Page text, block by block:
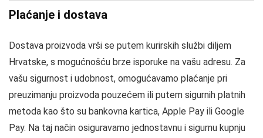
Plaćanje i dostava
Dostava proizvoda vrši se putem kurirskih službi diljem
Hrvatske, s mogućnošću brze isporuke na vašu adresu. Za
vašu sigurnost i udobnost, omogućavamo plaćanje pri
preuzimanju proizvoda pouzećem ili putem sigurnih platnih
metoda kao što su bankovna kartica, Apple Pay ili Google
Pay. Na taj način osiguravamo jednostavnu i sigurnu kupnju